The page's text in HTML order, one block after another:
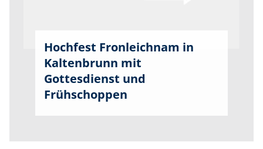
Hochfest Fronleichnam in
Kaltenbrunn mit
Gottesdienst und
Frühschoppen